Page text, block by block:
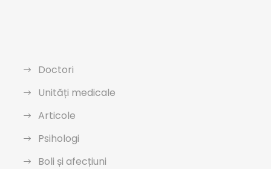
Doctori
Unități medicale
Articole
Psihologi
Boli și afecțiuni